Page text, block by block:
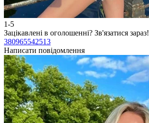
1-5
Зацікавлені в оголошенні? Зв'язатися зараз!
380965542513
Написати повідомлення